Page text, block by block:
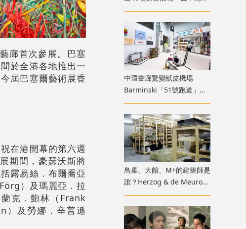
廊首次參展。巴塞
於全港各地推出一
屆巴塞爾藝術展香
在港開幕的第六週
期間，豪瑟沃斯將
露易絲．布爾喬亞
）及瑪麗亞．拉
克．鮑林（Frank
）及勞娜．辛普遜
膽大」生命力
中環畫廊驚變紙皮機場
Barminski「51號跑道」用
紙箱建造星際航廈
鳥巢、大館、M+的建築師是
誰？Herzog & de Meuron
展覽9月M+揭開創作過程